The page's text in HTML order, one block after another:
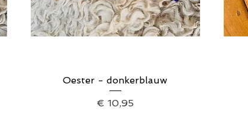
Snel overzicht
Oester - donkerblauw
Prijs
€ 10,95